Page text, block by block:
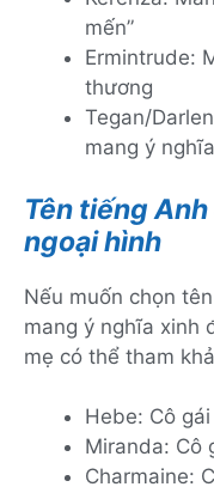
mến”
Ermintrude:
thương
Tegan/
mang ý
Tên tiếng
ngoại hình
Nếu muốn chọn
mang ý nghĩa xinh
mẹ có thể tham
Hebe: Cô
Miranda: Cô
Charmaine: